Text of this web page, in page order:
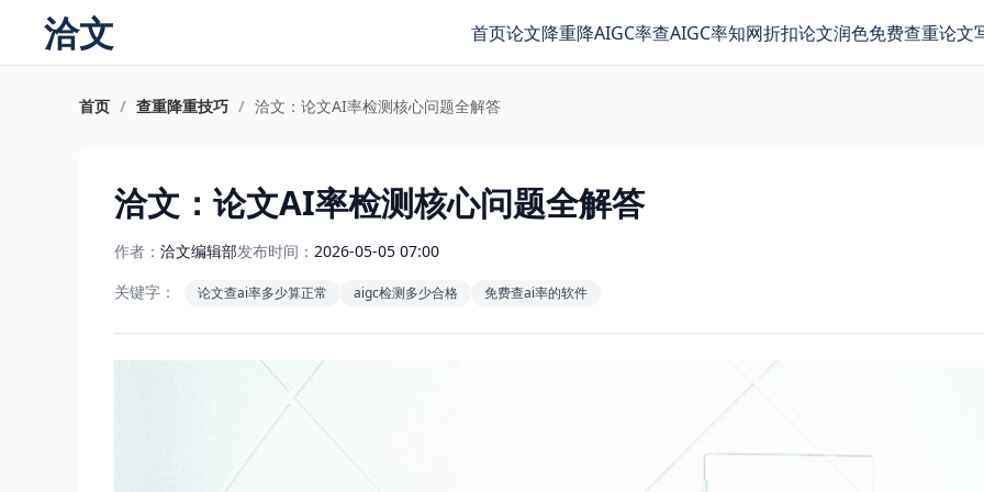
洽文 首页论文降重降AIGC率查AIGC率知网折扣论文润色免费查重论文
首页 / 查重降重技巧 / 洽文：论文AI率检测核心问题全解答
洽文：论文AI率检测核心问题全解答
作者： 洽文编辑部发布时间： 2026-05-05 07:00
关键字：
论文查ai率多少算正常 aigc检测多少合格 免费查ai率的软件